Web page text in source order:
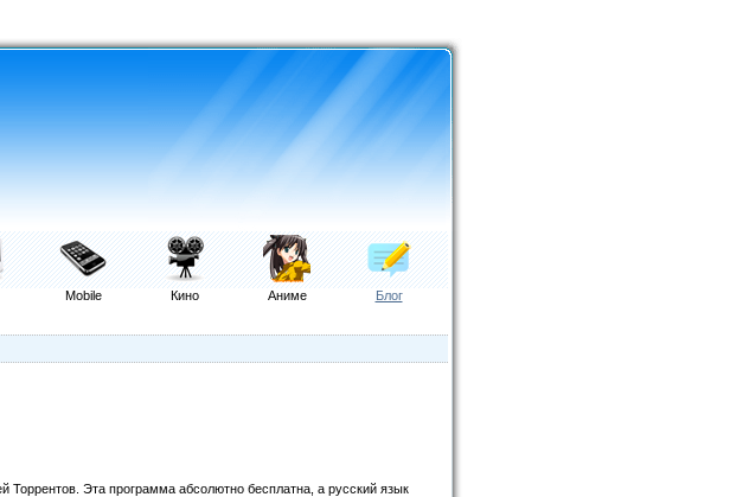
Mobile Кино Аниме Блог
Торрентов. Эта программа абсолютно бесплатна, а русский язык